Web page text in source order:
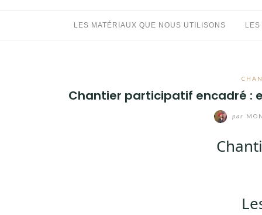
LES MATÉRIAUX QUE NOUS UTILISONS
Chantier participatif encadré :
par